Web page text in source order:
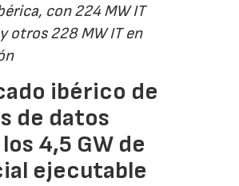
con 224 MW IT
otros 228 MW IT en
ibérico de
de datos
4,5 GW de
ejecutable